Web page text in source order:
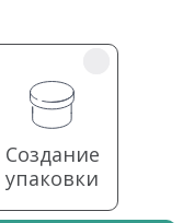
Создание
упаковки